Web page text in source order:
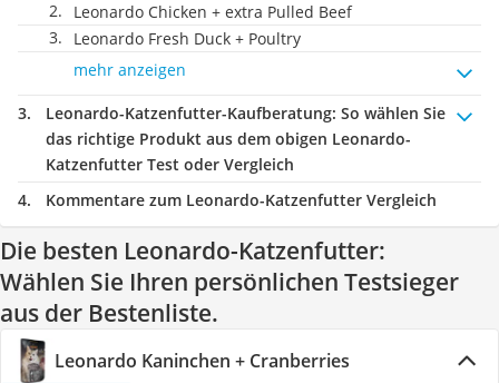
Leonardo Chicken + extra Pulled Beef
Leonardo Fresh Duck + Poultry
mehr anzeigen
Leonardo-Katzenfutter-Kaufberatung: So wählen Sie
das richtige Produkt aus dem obigen Leonardo-
Katzenfutter Test oder Vergleich
Kommentare zum Leonardo-Katzenfutter Vergleich
Die besten Leonardo-Katzenfutter:
Wählen Sie Ihren persönlichen Testsieger
aus der Bestenliste.
Leonardo Kaninchen + Cranberries